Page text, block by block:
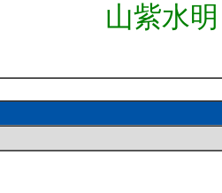
紫水明